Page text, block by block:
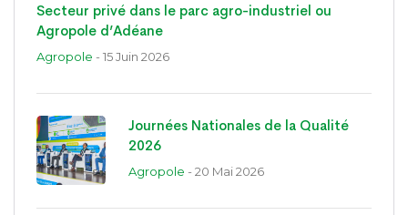
Secteur privé dans le parc agro-industriel ou
Agropole d’Adéane
Agropole - 15 Juin 2026
Journées Nationales de la Qualité
2026
Agropole - 20 Mai 2026